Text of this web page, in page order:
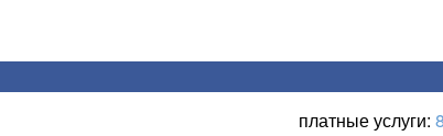
платные услуги: